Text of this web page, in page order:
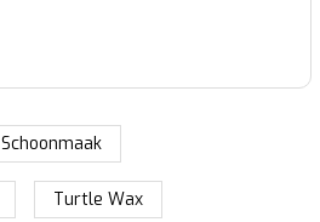
Schoonmaak
Turtle Wax